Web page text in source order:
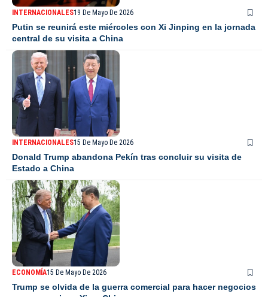
INTERNACIONALES19 De Mayo De 2026
Putin se reunirá este miércoles con Xi Jinping en la jornada
central de su visita a China
INTERNACIONALES15 De Mayo De 2026
Donald Trump abandona Pekín tras concluir su visita de
Estado a China
ECONOMÍA15 De Mayo De 2026
Trump se olvida de la guerra comercial para hacer negocios